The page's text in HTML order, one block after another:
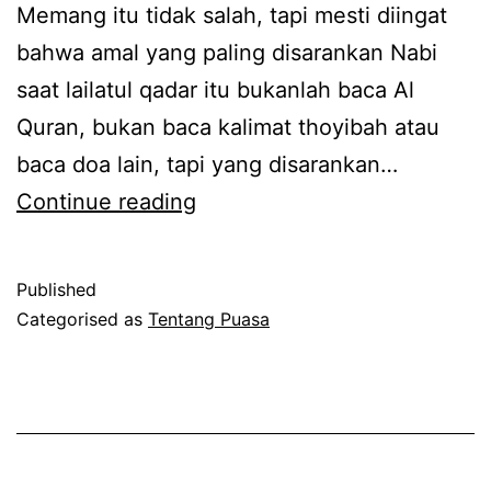
Memang itu tidak salah, tapi mesti diingat
bahwa amal yang paling disarankan Nabi
saat lailatul qadar itu bukanlah baca Al
Quran, bukan baca kalimat thoyibah atau
baca doa lain, tapi yang disarankan…
Continue reading
Strategi
Published
Categorised as Tentang Puasa